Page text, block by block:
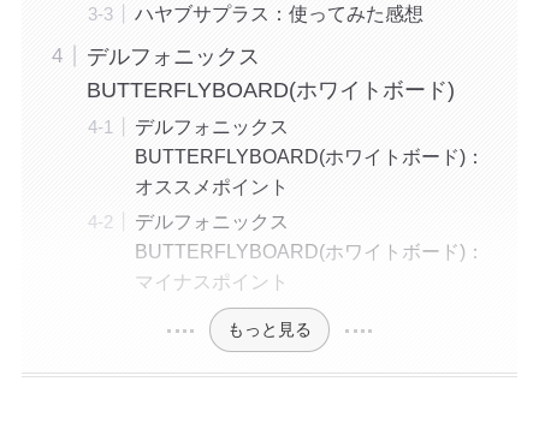
ハヤブサプラス：使ってみた感想
デルフォニックス
BUTTERFLYBOARD(ホワイトボード)
デルフォニックス
BUTTERFLYBOARD(ホワイトボード)：
オススメポイント
デルフォニックス
BUTTERFLYBOARD(ホワイトボード)：
マイナスポイント
もっと見る